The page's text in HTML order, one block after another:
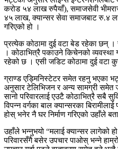
करोड ५४ लाख रुपैयाँ), समाजसेवी
४५ लाख, क्यान्सर सेवा समाजबाट रु.४
गरिएको हो ।
प्रत्येक कोठामा दुई वटा बेड रहेका छन्
। कोठाभित्रै पकाउने किचेनको
रहेको छ । एसी जडिट कोठामा दुई वटा
ग्राण्ड एड्मिनिस्टेटर समेत रहनु भएका
अनुसार टेलिभिजन र अन्य सामग्री समेत
सानो परिवारलाई एउटै कोठाभित्रै सबै
विपन्न वर्गका बाल क्यान्सरका
होस् भनेर नै घर निर्माण गरिएको उहाँले
उहाँले भन्नुभयो “मलाई क्यान्सर लागेको
परिवारसँगै बसेर उपचार पाओस् भन्ने